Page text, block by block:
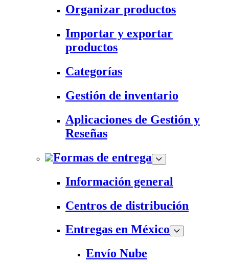
Organizar productos
Importar y exportar
productos
Categorías
Gestión de inventario
Aplicaciones de Gestión y
Reseñas
Formas de entrega
Información general
Centros de distribución
Entregas en México
Envío Nube